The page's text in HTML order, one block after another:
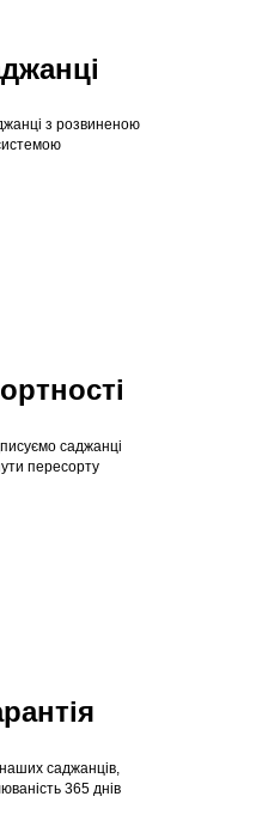
з розвиненою
саджанці
пересорту
саджанців,
365 днів